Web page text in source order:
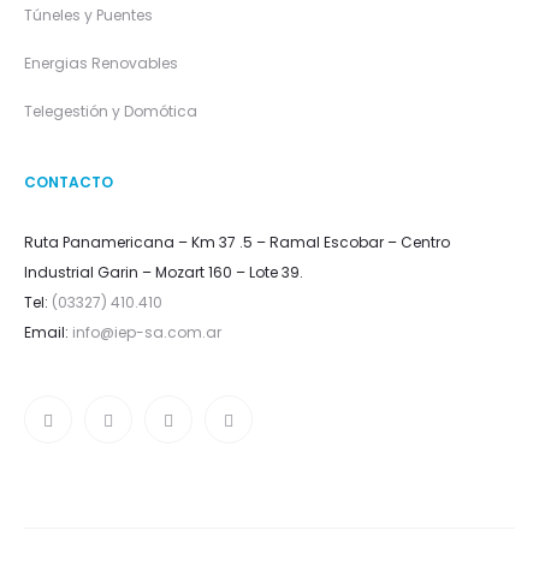
Túneles y Puentes
Energias Renovables
Telegestión y Domótica
CONTACTO
Ruta Panamericana – Km 37 .5 – Ramal Escobar – Centro
Industrial Garin – Mozart 160 – Lote 39.
Tel: (03327) 410.410
Email: info@iep-sa.com.ar